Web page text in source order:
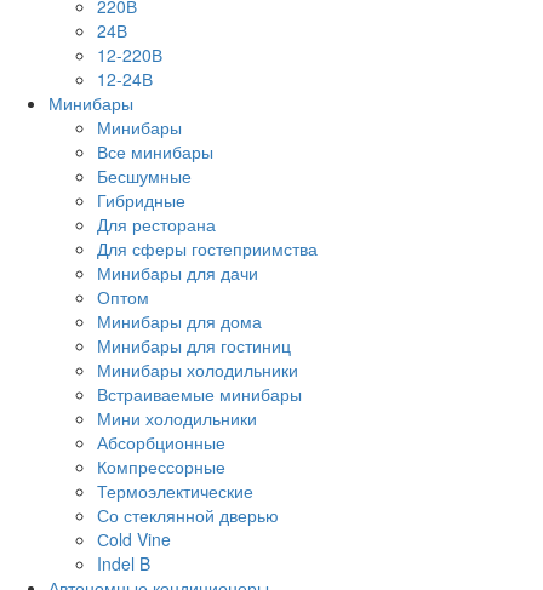
220В
24В
12-220В
12-24В
Минибары
Минибары
Все минибары
Бесшумные
Гибридные
Для ресторана
Для сферы гостеприимства
Минибары для дачи
Оптом
Минибары для дома
Минибары для гостиниц
Минибары холодильники
Встраиваемые минибары
Мини холодильники
Абсорбционные
Компрессорные
Термоэлектические
Со стеклянной дверью
Сold Vine
Indel B